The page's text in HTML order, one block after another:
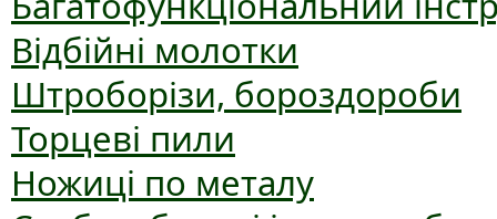
Відбійні молотки
Штроборізи, бороздороби
Торцеві пили
Ножиці по металу